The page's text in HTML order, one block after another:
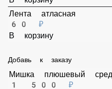
В корзину
Пленка прозрачная
100 ₽
Лента атласная